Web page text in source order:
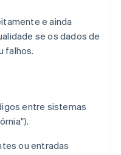
e ainda
se os dados de
falhos.
entre sistemas
ou entradas